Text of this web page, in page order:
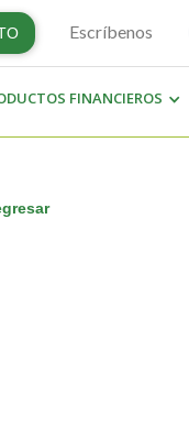
Escríbenos
FINANCIEROS